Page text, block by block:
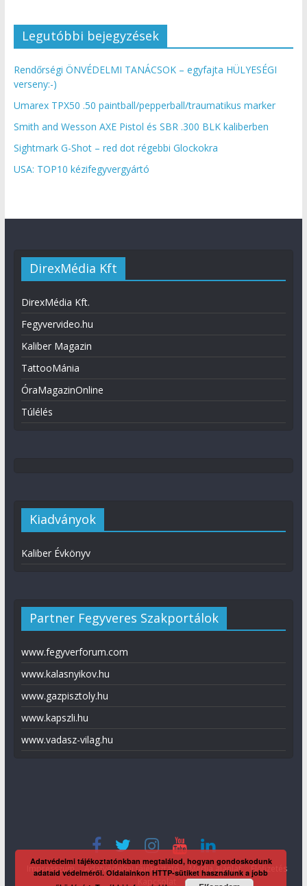
Legutóbbi bejegyzések
Rendőrségi ÖNVÉDELMI TANÁCSOK – egyfajta HÜLYESÉGI
verseny:-)
Umarex TPX50 .50 paintball/pepperball/traumatikus marker
Smith and Wesson AXE Pistol és SBR .300 BLK kaliberben
Sightmark G-Shot – red dot régebbi Glockokra
USA: TOP10 kézifegyvergyártó
DirexMédia Kft
DirexMédia Kft.
Fegyvervideo.hu
Kaliber Magazin
TattooMánia
ÓraMagazinOnline
Túlélés
Kiadványok
Kaliber Évkönyv
Partner Fegyveres Szakportálok
www.fegyverforum.com
www.kalasnyikov.hu
www.gazpisztoly.hu
www.kapszli.hu
www.vadasz-vilag.hu
Impresszum Adatvédelmi tájékoztató Média ajánlat
Előfizetés
Adatvédelmi tájékoztatónkban megtalálod, hogyan gondoskodunk
adataid védelméről. Oldalainkon HTTP-sütiket használunk a jobb